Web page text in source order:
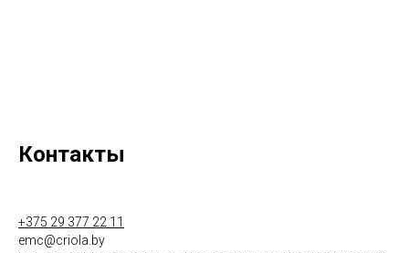
Контакты
+375 29 377 22 11
emc@criola.by